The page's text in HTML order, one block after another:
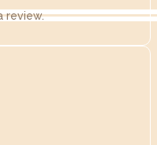
review.